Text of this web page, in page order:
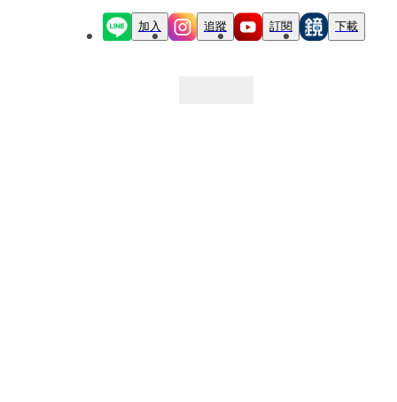
加入 追蹤 訂閱 下載